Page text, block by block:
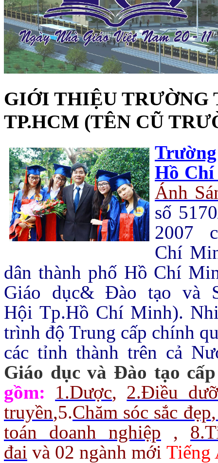
GIỚI THIỆU TRƯỜNG
TP.HCM (TÊN CŨ
Hồ
Ánh
số
2007
Chí
dân thành phố Hồ Chí
Giáo dục& Đào tạo và
Hội Tp.Hồ Chí Minh).
trình độ Trung cấp chính
các tỉnh thành trên cả
Giáo dục và Đào tạo
gồm:
1.Dược, 2.Điều
truyền,5.Chăm sóc sắc đẹp,
toán doanh nghiệp
,
đai và 02 ngành mới Tiếng